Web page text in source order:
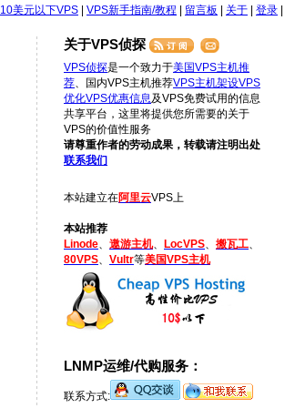
10美元以下VPS VPS新手指南/教程 留言板 关于 登录
关于VPS侦探
VPS侦探是一个致力于美国VPS主机推
荐 、国内VPS主机推荐VPS主机架设VPS
优化VPS优惠信息 及VPS免费试用的信息
共享平台，这里将提供您所需要的关于
VPS的价值性服务
请尊重作者的劳动成果，转载请注明出处
联系我们
本站建立在阿里云VPS上
本站推荐
Linode
遨游主机、 LocVPS 搬瓦工
80VPS
Vultr等美国VPS主机
LNMP运维/代购服务：
联系方式: